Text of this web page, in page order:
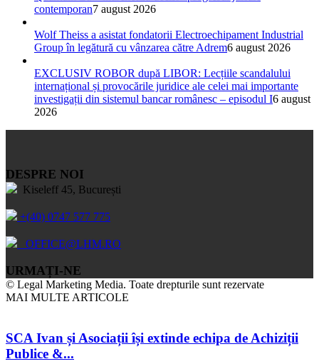
contemporan7 august 2026
Wolf Theiss a asistat fondatorii Electroechipament Industrial
Group în legătură cu vânzarea către Adrem6 august 2026
EXCLUSIV ROBOR după LIBOR: Lecțiile scandalului
internațional și provocările juridice ale celei mai importante
investigații din sistemul bancar românesc – episodul I6 august
2026
DESPRE NOI
Kiseleff 45, București
+(40) 0747 577 775
OFFICE@LHM.RO
URMAȚI-NE
© Legal Marketing Media. Toate drepturile sunt rezervate
MAI MULTE ARTICOLE
SCA Ivan și Asociații își extinde echipa de Achiziții
Publice &...